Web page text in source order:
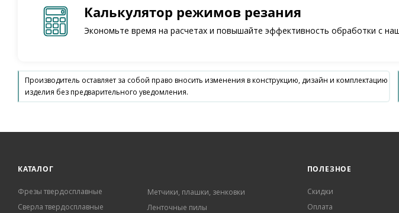
Калькулятор режимов резания
Экономьте время на расчетах и повышайте эффективность обработки с
Производитель оставляет за собой право вносить изменения в конструкцию, дизайн и комплектацию
изделия без предварительного уведомления.
КАТАЛОГ
Фрезы твердосплавные
Сверла твердосплавные
Метчики, плашки, зенковки
Ленточные пилы
ПОЛЕЗНОЕ
Скидки
Оплата